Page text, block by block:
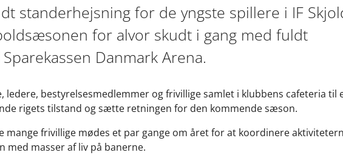
standerhejsning for de yngste spillere i IF
for alvor skudt i gang med fuldt
Danmark Arena.
bestyrelsesmedlemmer og frivillige samlet i klubbens cafeteria til
rigets tilstand og sætte retningen for den kommende sæson.
mange frivillige mødes et par gange om året for at koordinere
med masser af liv på banerne.